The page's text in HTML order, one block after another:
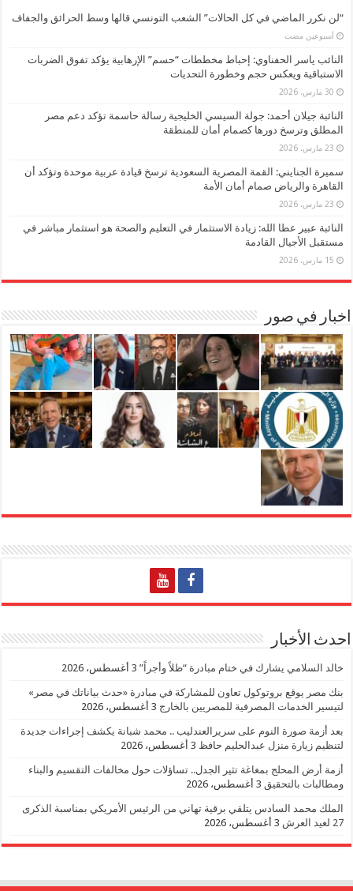
“لن نكرر الماضي في كل الحالات” الشعب التونسي قالها وسط الحرائق والجفاف
‏أسبوعين مضت
النائب ياسر الحفناوي: إحباط مخططات “حسم” الإرهابية يؤكد تفوق الضربات
الاستباقية ويعكس حجم وخطورة التحديات
30 مارس، 2026
النائبة جيلان أحمد: جولة السيسي الخليجية رسالة حاسمة تؤكد دعم مصر
المطلق وترسخ دورها كصمام أمان للمنطقة
23 مارس، 2026
سميرة الجنايني: القمة المصرية السعودية ترسخ قيادة عربية موحدة وتؤكد أن
القاهرة والرياض صمام أمان الأمة
23 مارس، 2026
النائبة عبير عطا الله: زيادة الاستثمار في التعليم والصحة هو استثمار مباشر في
مستقبل الأجيال القادمة
15 مارس، 2026
اخبار في صور
احدث الأخبار
خالد السلامي يشارك في ختام مبادرة “ظلاً وأجراً” 3 أغسطس، 2026
بنك مصر يوقع بروتوكول تعاون للمشاركة في مبادرة «حدث بياناتك في مصر»
لتيسير الخدمات المصرفية للمصريين بالخارج 3 أغسطس، 2026
بعد أزمة صورة النوم على سريرالعندليب .. محمد شبانة يكشف إجراءات جديدة
لتنظيم زيارة منزل عبدالحليم حافظ 3 أغسطس، 2026
أزمة أرض المحلج بمغاغة تثير الجدل.. تساؤلات حول مخالفات التقسيم والبناء
ومطالبات بالتحقيق 3 أغسطس، 2026
الملك محمد السادس يتلقي برقية تهاني من الرئيس الأمريكي بمناسبة الذكرى
27 لعيد العرش
3 أغسطس، 2026